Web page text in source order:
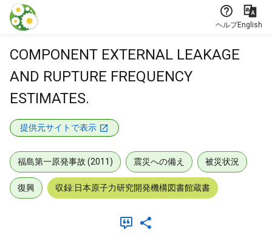
本文に飛ぶ
ヘルプEnglish
COMPONENT EXTERNAL LEAKAGE
AND RUPTURE FREQUENCY
ESTIMATES.
提供元サイトで表示
福島第一原発事故 (2011) 震災への備え 被災状況
復興 収録:日本原子力研究開発機構図書館蔵書